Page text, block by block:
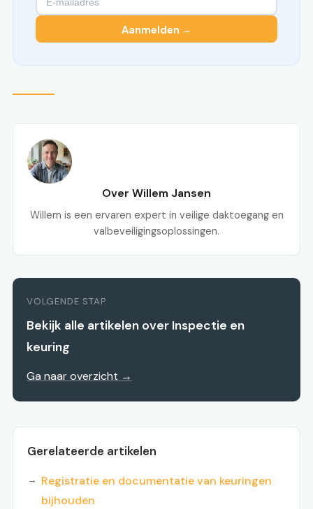
Aanmelden →
Over Willem Jansen
Willem is een ervaren expert in veilige daktoegang en
valbeveiligingsoplossingen.
VOLGENDE STAP
Bekijk alle artikelen over Inspectie en
keuring
Ga naar overzicht →
Gerelateerde artikelen
Registratie en documentatie van keuringen
bijhouden